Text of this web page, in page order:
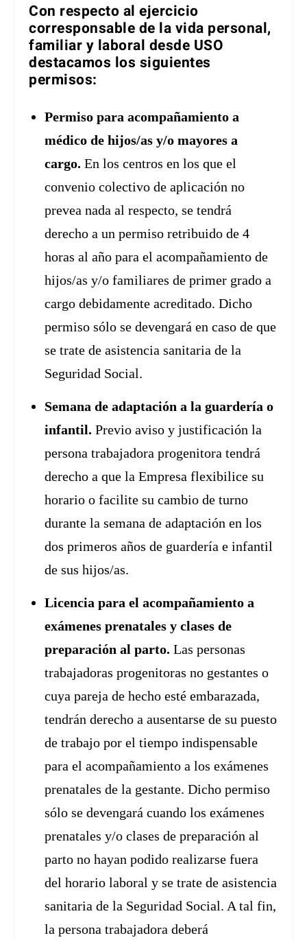
Con respecto al ejercicio
corresponsable de la vida personal,
familiar y laboral desde USO
destacamos los siguientes
permisos:
Permiso para acompañamiento a
médico de hijos/as y/o mayores a
cargo. En los centros en los que el
convenio colectivo de aplicación no
prevea nada al respecto, se tendrá
derecho a un permiso retribuido de 4
horas al año para el acompañamiento de
hijos/as y/o familiares de primer grado a
cargo debidamente acreditado. Dicho
permiso sólo se devengará en caso de que
se trate de asistencia sanitaria de la
Seguridad Social.
Semana de adaptación a la guardería o
infantil. Previo aviso y justificación la
persona trabajadora progenitora tendrá
derecho a que la Empresa flexibilice su
horario o facilite su cambio de turno
durante la semana de adaptación en los
dos primeros años de guardería e infantil
de sus hijos/as.
Licencia para el acompañamiento a
exámenes prenatales y clases de
preparación al parto. Las personas
trabajadoras progenitoras no gestantes o
cuya pareja de hecho esté embarazada,
tendrán derecho a ausentarse de su puesto
de trabajo por el tiempo indispensable
para el acompañamiento a los exámenes
prenatales de la gestante. Dicho permiso
sólo se devengará cuando los exámenes
prenatales y/o clases de preparación al
parto no hayan podido realizarse fuera
del horario laboral y se trate de asistencia
sanitaria de la Seguridad Social. A tal fin,
la persona trabajadora deberá